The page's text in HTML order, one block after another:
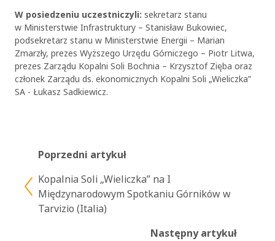
W posiedzeniu uczestniczyli: sekretarz stanu
w Ministerstwie Infrastruktury – Stanisław Bukowiec,
podsekretarz stanu w Ministerstwie Energii – Marian
Zmarzły, prezes Wyższego Urzędu Górniczego – Piotr Litwa,
prezes Zarządu Kopalni Soli Bochnia – Krzysztof Zięba oraz
członek Zarządu ds. ekonomicznych Kopalni Soli „Wieliczka”
SA - Łukasz Sadkiewicz.
Poprzedni artykuł
Kopalnia Soli „Wieliczka” na I
Międzynarodowym Spotkaniu Górników w
Tarvizio (Italia)
Następny artykuł